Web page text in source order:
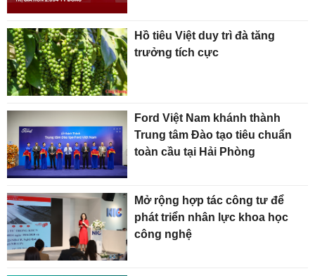
Hồ tiêu Việt duy trì đà tăng
trưởng tích cực
Ford Việt Nam khánh thành
Trung tâm Đào tạo tiêu chuẩn
toàn cầu tại Hải Phòng
Mở rộng hợp tác công tư để
phát triển nhân lực khoa học
công nghệ